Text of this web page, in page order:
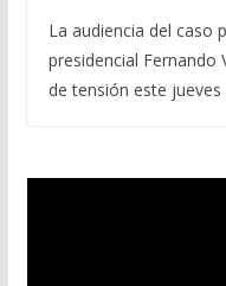
La audiencia del caso
presidencial
de tensión este jueves